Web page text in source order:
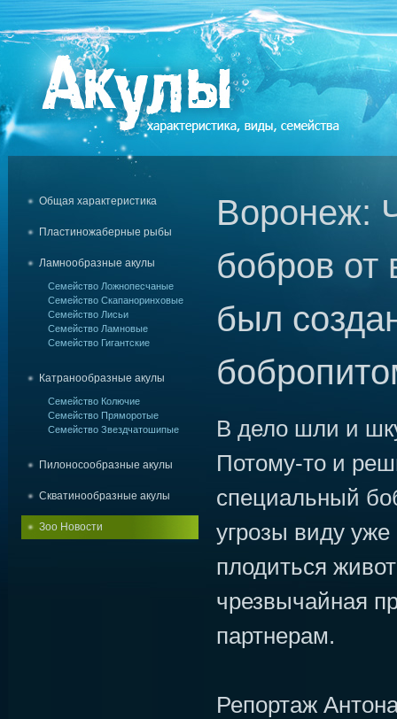
Общая характеристика
Пластиножаберные рыбы
Ламнообразные акулы
Семейство Ложнопесчаные
Семейство Скапаноринховые
Семейство Лисьи
Семейство Ламновые
Семейство Гигантские
Катранообразные акулы
Семейство Колючие
Семейство Пряморотые
Семейство Звездчатошипые
Пилоносообразные акулы
Скватинообразные акулы
Зоо Новости
Воронеж:
бобров
был
В дело шли и
Потому-то и
специальный
угрозы виду
плодиться
чрезвычайная
партнeрам.
Репортаж